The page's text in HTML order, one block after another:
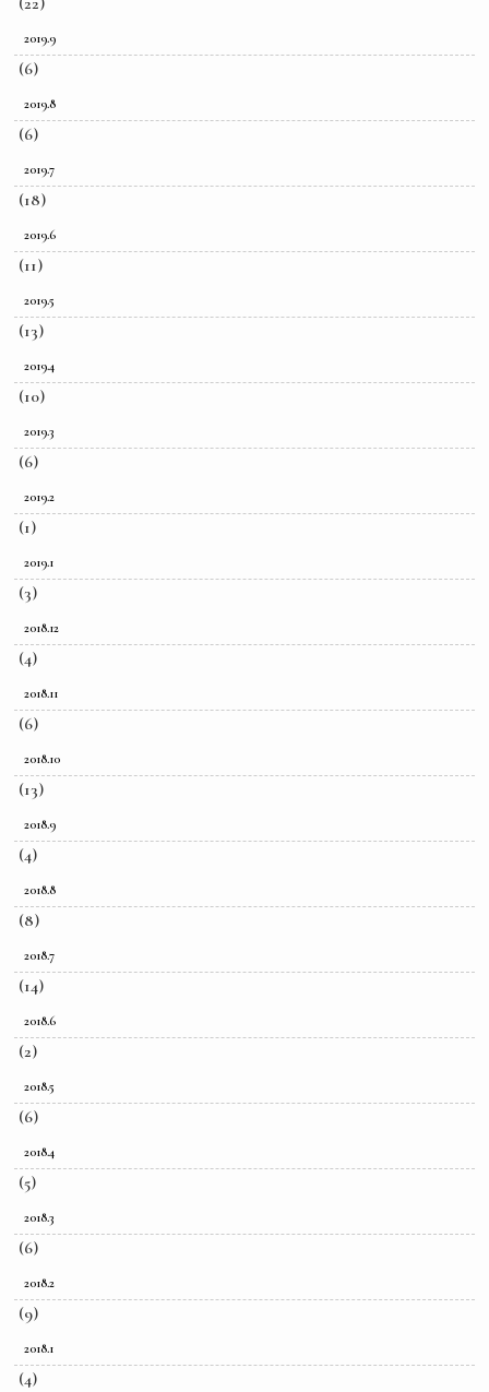
2019.9
(6)
2019.8
(6)
2019.7
(18)
2019.6
(11)
2019.5
(13)
2019.4
(10)
2019.3
(6)
2019.2
(1)
2019.1
(3)
2018.12
(4)
2018.11
(6)
2018.10
(13)
2018.9
(4)
2018.8
(8)
2018.7
(14)
2018.6
(2)
2018.5
(6)
2018.4
(5)
2018.3
(6)
2018.2
(9)
2018.1
(4)